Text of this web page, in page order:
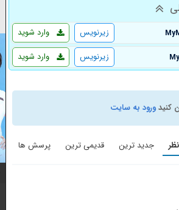
وارد شوید
زیرنویس
وارد شوید زیرنویس
کنیدورود به سایت
جدید ترین قدیمی ترین پرسش ها